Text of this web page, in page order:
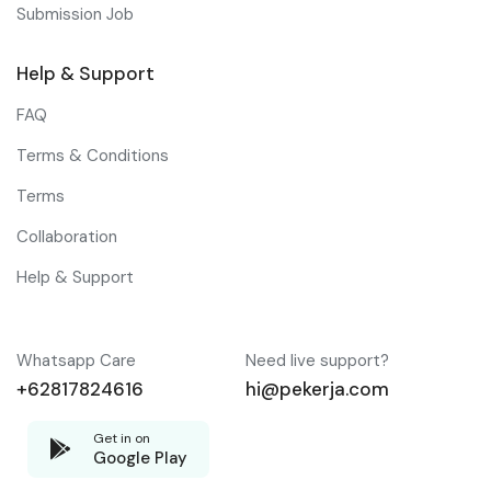
Submission Job
Help & Support
FAQ
Terms & Conditions
Terms
Collaboration
Help & Support
Whatsapp Care
+62817824616
Need live support?
hi@pekerja.com
Get in on
Google Play